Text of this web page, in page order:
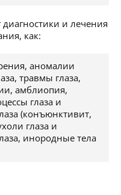
диагностики и лечения
как:
аномалии
травмы глаза,
амблиопия,
глаза и
(конъюнктивит,
глаза и
инородные тела